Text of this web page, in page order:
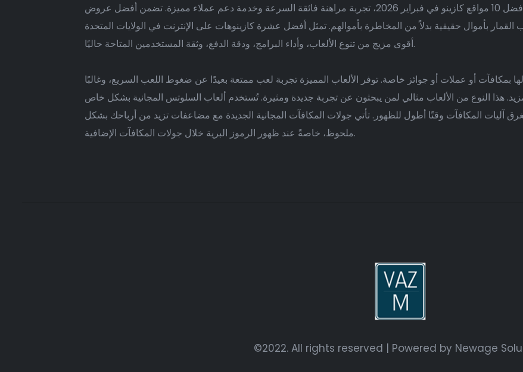
ستقدم لك هذه الكازينوهات، المسجلة ضمن أفضل 10 مواقع كازينو في فبراير 2026، تجربة مراهنة فائقة السرعة وخدمة دعم عملاء مميزة. تضمن أفضل عروض
القمار بأموال حقيقية بدلاً من المخاطرة بأموالهم. تمثل أفضل عشرة كازينوهات على الإنترنت في الولايات المتحدة
أقوى مزيج من تنوع الألعاب، وأداء البرامج، ودقة الدفع، وثقة المستخدمين المتاحة حاليًا.
بمكافآت أو عملات أو جوائز خاصة. توفر الألعاب المميزة تجربة لعب ممتعة بعيدًا عن ضغوط اللعب السريع، وغالبًا
هذا النوع من الألعاب مثالي لمن يبحثون عن تجربة جديدة ومثيرة. تُستخدم ألعاب السلوتس المجانية بشكل خاص
آليات المكافآت وقتًا أطول للظهور. تأتي جولات المكافآت المجانية الجديدة مع مضاعفات تزيد من أرباحك بشكل
ملحوظ، خاصةً عند ظهور الرموز البرية خلال جولات المكافآت الإضافية.
©2022. All rights reserved | Powered by Newage